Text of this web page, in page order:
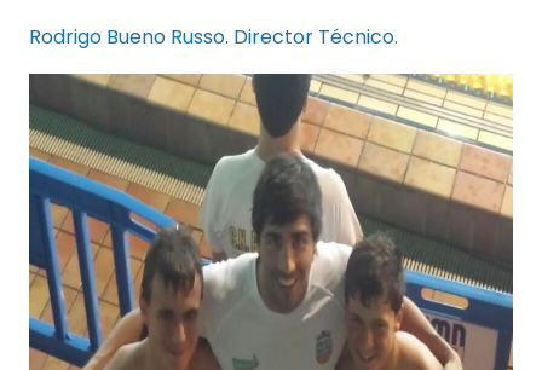
Rodrigo Bueno Russo. Director Técnico.